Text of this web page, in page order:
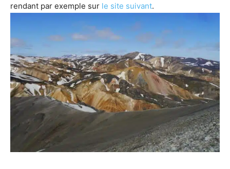
rendant par exemple sur le site suivant.